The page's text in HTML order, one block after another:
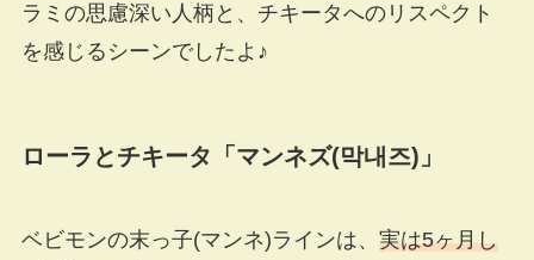
ラミの思慮深い人柄と、チキータへのリスペクト
を感じるシーンでしたよ♪
ローラとチキータ「マンネズ(막내즈)」
ベビモンの末っ子(マンネ)ラインは、 実は5ヶ月し